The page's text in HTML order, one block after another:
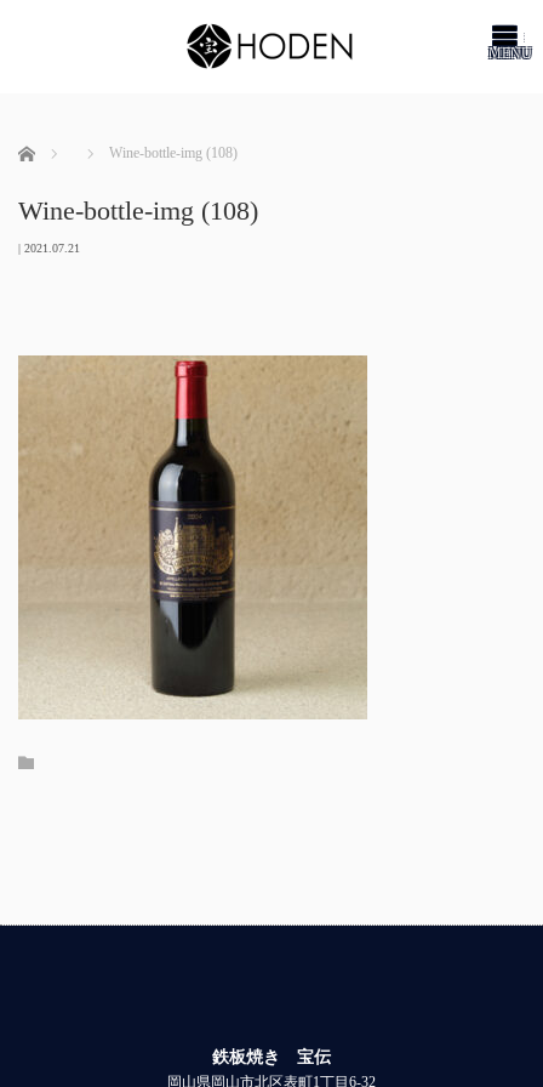
ホーム Wine-bottle-img (108)
Wine-bottle-img (108)
| 2021.07.21
鉄板焼き 宝伝
岡山県岡山市北区表町1丁目6-32